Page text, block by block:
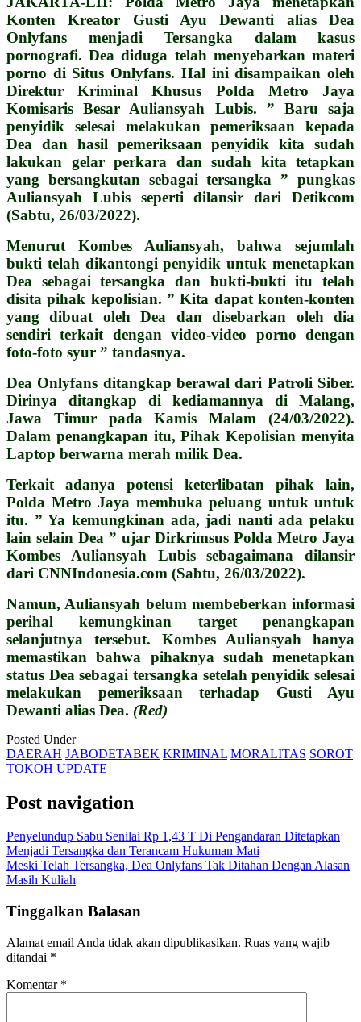
Konten Kreator Gusti Ayu Dewanti alias Dea
Onlyfans menjadi Tersangka dalam kasus
pornografi. Dea diduga telah menyebarkan materi
porno di Situs Onlyfans. Hal ini disampaikan oleh
Direktur Kriminal Khusus Polda Metro Jaya
Komisaris Besar Auliansyah Lubis. ” Baru saja
penyidik selesai melakukan pemeriksaan kepada
Dea dan hasil pemeriksaan penyidik kita sudah
lakukan gelar perkara dan sudah kita tetapkan
yang bersangkutan sebagai tersangka” pungkas
Auliansyah Lubis seperti dilansir dari Detikcom
(Sabtu, 26/03/2022).
Menurut Kombes Auliansyah, bahwa sejumlah
bukti telah dikantongi penyidik untuk menetapkan
Dea sebagai tersangka dan bukti-bukti itu telah
disita pihak kepolisian. ” Kita dapat konten-konten
yang dibuat oleh Dea dan disebarkan oleh dia
sendiri terkait dengan video-video porno dengan
foto-foto syur ” tandasnya.
Dea Onlyfans ditangkap berawal dari Patroli Siber.
Dirinya ditangkap di kediamannya di Malang,
Jawa Timur pada Kamis Malam (24/03/2022).
Dalam penangkapan itu, Pihak Kepolisian menyita
Laptop berwarna merah milik Dea.
Terkait adanya potensi keterlibatan pihak lain,
Polda Metro Jaya membuka peluang untuk untuk
itu. ” Ya kemungkinan ada, jadi nanti ada pelaku
lain selain Dea ” ujar Dirkrimsus Polda Metro Jaya
Kombes Auliansyah Lubis sebagaimana dilansir
dari CNNIndonesia.com (Sabtu, 26/03/2022).
Namun, Auliansyah belum membeberkan informasi
perihal kemungkinan target penangkapan
selanjutnya tersebut. Kombes Auliansyah hanya
memastikan bahwa pihaknya sudah menetapkan
status Dea sebagai tersangka setelah penyidik selesai
melakukan pemeriksaan terhadap Gusti Ayu
Dewanti alias Dea. (Red)
Posted Under
DAERAH JABODETABEK KRIMINAL MORALITAS SOROT
TOKOH UPDATE
Post navigation
Penyelundup Sabu Senilai Rp 1,43 T Di Pengandaran Ditetapkan
Menjadi Tersangka dan Terancam Hukuman Mati
Meski Telah Tersangka, Dea Onlyfans Tak Ditahan Dengan Alasan
Masih Kuliah
Tinggalkan Balasan
Alamat email Anda tidak akan dipublikasikan. Ruas yang wajib
ditandai *
Komentar *